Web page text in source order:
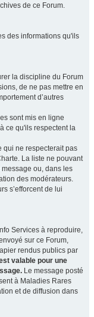
de ce Forum.
des informations qu'ils
la discipline du Forum
de ne pas mettre en
d’autres
sont mis en ligne
ce qu'ils respectent la
qui ne respecterait pas
La liste ne pouvant
ou, dans les
des modérateurs.
s’efforcent de lui
Services à reproduire,
sur ce Forum,
rendus publics par
valable pour une
Le message posté
à Maladies Rares
et de diffusion dans